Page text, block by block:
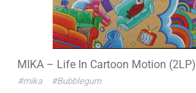
MIKA – Life In Cartoon Motion (2LP)
#mika #Bubblegum